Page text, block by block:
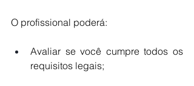
O profissional poderá:
Avaliar se você cumpre todos os
requisitos legais;